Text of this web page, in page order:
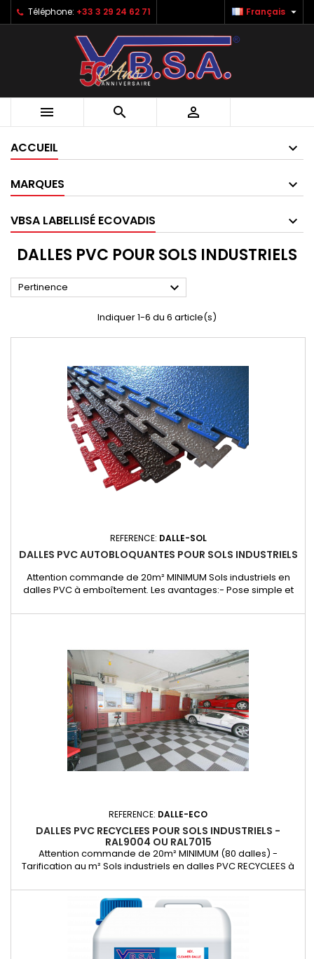
Téléphone: +33 3 29 24 62 71 Français 
  
ACCUEIL
MARQUES
VBSA LABELLISÉ ECOVADIS
DALLES PVC POUR SOLS INDUSTRIELS
Pertinence 
Indiquer 1-6 du 6 article(s)
REFERENCE: DALLE-SOL
DALLES PVC AUTOBLOQUANTES POUR SOLS INDUSTRIELS
Attention commande de 20m² MINIMUM Sols industriels en
dalles PVC à emboîtement. Les avantages:- Pose simple et
l’enlever.- Immédiatement prête à l’emploi sans aucun pré-
Capacité de charge...
REFERENCE: DALLE-ECO
DALLES PVC RECYCLEES POUR SOLS INDUSTRIELS -
RAL9004 OU RAL7015
Attention commande de 20m² MINIMUM (80 dalles) -
Tarification au m² Sols industriels en dalles PVC RECYCLEES à
par dessus l’ancien sol sans être obligé de l’enlever.-
Immédiatement prête à l’emploi sans aucun pré-traitement-
Un maximum de durabilité et de résistance à l’usure-